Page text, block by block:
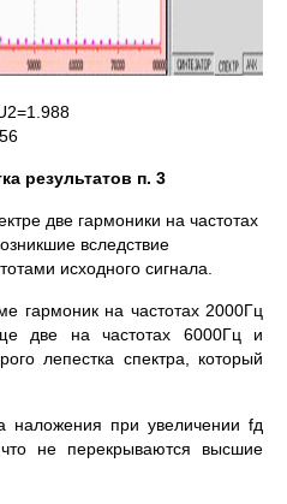
результатов п. 3
две гармоники на частотах
вследствие
исходного сигнала.
гармоник на частотах 2000Гц
две на частотах 6000Гц и
лепестка спектра, который
наложения при увеличении fд
не перекрываются высшие